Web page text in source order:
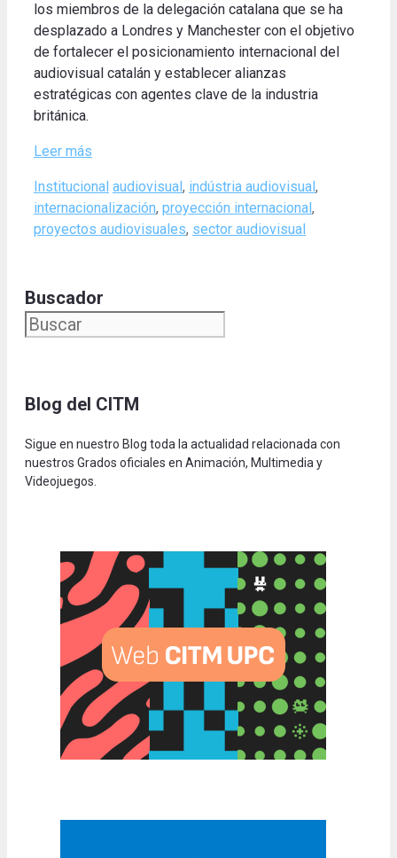
los miembros de la delegación catalana que se ha
desplazado a Londres y Manchester con el objetivo
de fortalecer el posicionamiento internacional del
audiovisual catalán y establecer alianzas
estratégicas con agentes clave de la industria
británica.
Leer más
Categories
Institucional Tags
audiovisual , indústria audiovisual ,
internacionalización, proyección internacional ,
proyectos audiovisuales, sector audiovisual
Buscador
Blog del CITM
Sigue en nuestro Blog toda la actualidad relacionada con
nuestros Grados oficiales en Animación, Multimedia y
Videojuegos.